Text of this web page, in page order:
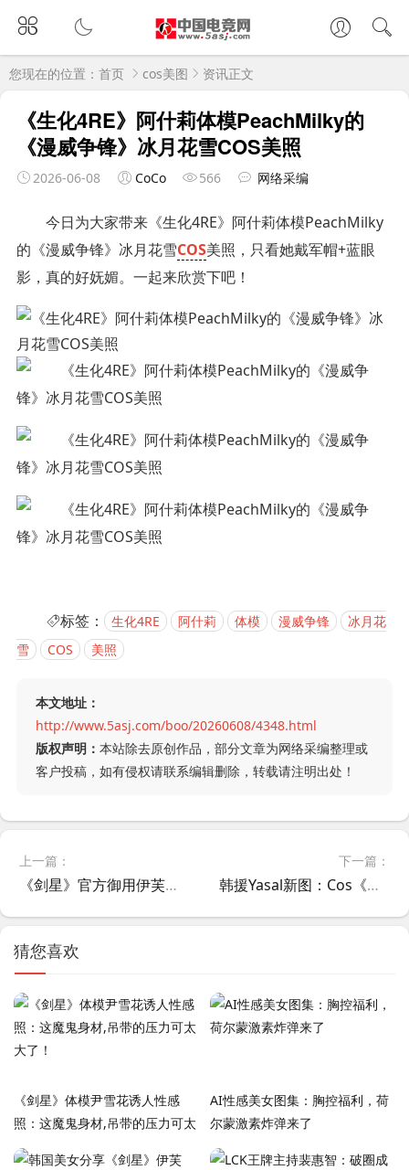
您现在的位置： 首页 cos美图 资讯正文
《生化4RE》阿什莉体模PeachMilky的
《漫威争锋》冰月花雪COS美照
2026-06-08 CoCo 566 网络采编
今日为大家带来《生化4RE》阿什莉体模PeachMilky
的《漫威争锋》冰月花雪COS美照，只看她戴军帽+蓝眼
影，真的好妩媚。一起来欣赏下吧！
标签： 生化4RE 阿什莉 体模 漫威争锋
冰月花
雪
COS 美照
本文地址：
http://www.5asj.com/boo/20260608/4348.html
版权声明： 本站除去原创作品，部分文章为网络采编整理或
客户投稿，如有侵权请联系编辑删除，转载请注明出处！
上一篇：
《剑星》官方御用伊芙体模cos伊芙，要的就是原汁原味！
下一篇：
韩援Yasal新图：Cos《鸣潮》x《赛博朋克：边缘行者》联动的露西
猜您喜欢
《剑星》体模尹雪花诱人性感
照：这魔鬼身材,吊带的压力可太
大了！
AI性感美女图集：胸控福利，荷
尔蒙激素炸弹来了